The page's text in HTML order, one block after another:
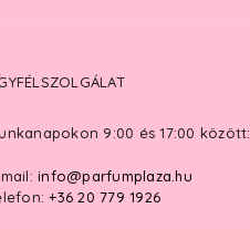
9:00 és 17:00 között:
info@parfumplaza.hu
+36 20 779 1926